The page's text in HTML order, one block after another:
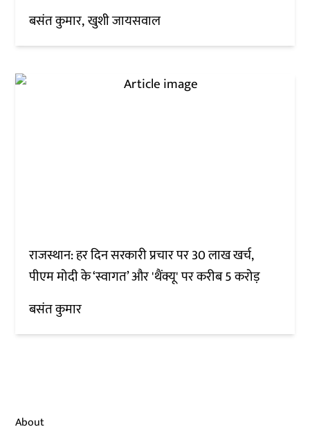
बसंत कुमार खुशी जायसवाल
राजस्थान: हर दिन सरकारी प्रचार पर 30 लाख खर्च,
पीएम मोदी के ‘स्वागत’ और 'थैंक्यू' पर करीब 5 करोड़
बसंत कुमार
About